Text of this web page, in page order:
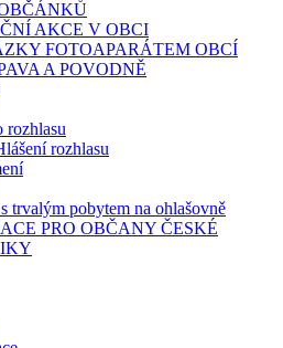
AKCE V OBCI
FOTOAPARÁTEM OBCÍ
A POVODNĚ
rozhlasu
rozhlasu
trvalým pobytem na ohlašovně
PRO OBČANY ČESKÉ